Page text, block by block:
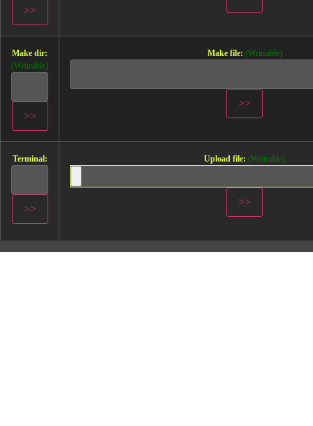
Make dir:
(Writeable)
Make file: (Writeable)
Terminal: Upload file: (Writeable)